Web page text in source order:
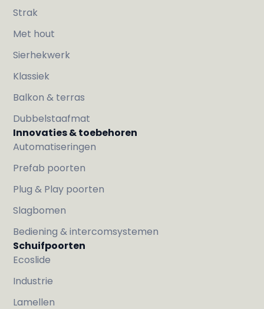
Strak
Met hout
Sierhekwerk
Klassiek
Balkon & terras
Dubbelstaafmat
Innovaties & toebehoren
Automatiseringen
Prefab poorten
Plug & Play poorten
Slagbomen
Bediening & intercomsystemen
Schuifpoorten
Ecoslide
Industrie
Lamellen